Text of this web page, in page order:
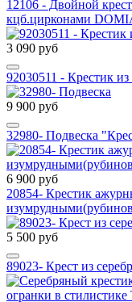
12106 - Двойной
кцб.цирконами
3 090 руб
92030511 - Крестик
9 900 руб
32980- Подвеска
6 900 руб
20854- Крестик
5 500 руб
89023- Крест из